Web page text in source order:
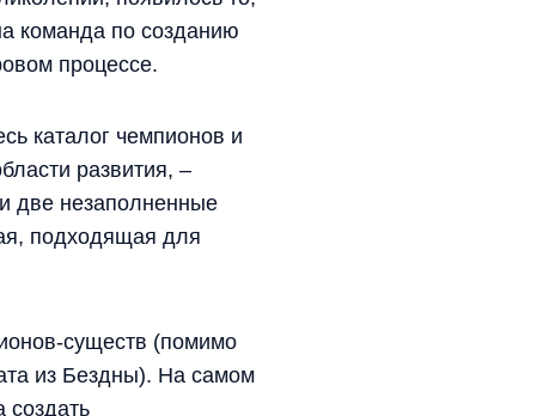
команда по созданию
процессе.
каталог чемпионов и
развития, –
две незаполненные
подходящая для
существ (помимо
из Бездны). На самом
создать